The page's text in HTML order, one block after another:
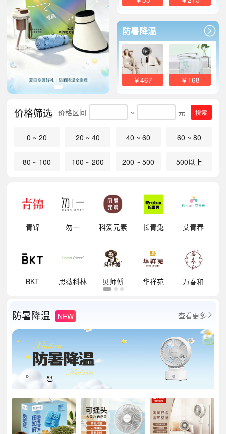
防暑降温
￥467 ￥168
价格筛选 价格区间 ~ 元 搜索
0 ~ 20 20 ~ 40 40 ~ 60 60 ~ 80
80 ~ 100 100 ~ 200 200 ~ 500 500以上
青锦 勿一 科爱元素 长青兔 艾青春
BKT 思薇科林 贝师傅 华祥苑 万春和
防暑降温 NEW 查看更多 